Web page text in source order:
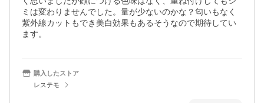
ミは変わりませんでした。量が少ないのかな？匂いもなく
紫外線カットもでき美白効果もあるそうなので期待してい
ます。
購入したストア
レステモ